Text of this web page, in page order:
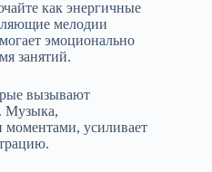
как энергичные
мелодии
эмоционально
занятий.
вызывают
Музыка,
усиливает